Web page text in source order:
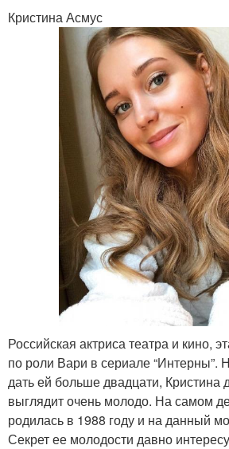
Кристина Асмус
Российская актриса театра и кино,
по роли Вари в сериале “Интерны”.
дать ей больше двадцати, Кристина
выглядит очень молодо. На самом
родилась в 1988 году и на данный
Секрет ее молодости давно